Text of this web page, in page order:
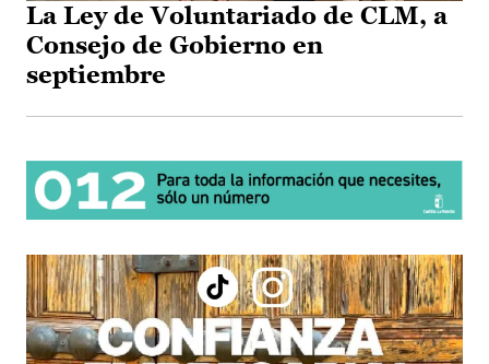
La Ley de Voluntariado de CLM, a
Consejo de Gobierno en
septiembre